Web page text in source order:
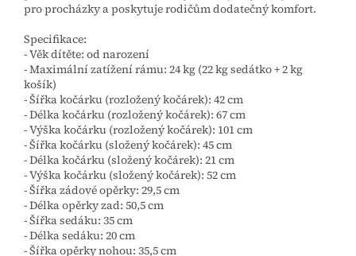
pro procházky a poskytuje rodičům dodatečný komfort.
Specifikace:
- Věk dítěte: od narození
- Maximální zatížení rámu: 24 kg (22 kg sedátko + 2 kg
košík)
- Šířka kočárku (rozložený kočárek): 42 cm
- Délka kočárku (rozložený kočárek): 67 cm
- Výška kočárku (rozložený kočárek): 101 cm
- Šířka kočárku (složený kočárek): 45 cm
- Délka kočárku (složený kočárek): 21 cm
- Výška kočárku (složený kočárek): 52 cm
- Šířka zádové opěrky: 29,5 cm
- Délka opěrky zad: 50,5 cm
- Šířka sedáku: 35 cm
- Délka sedáku: 20 cm
- Šířka opěrky nohou: 35,5 cm